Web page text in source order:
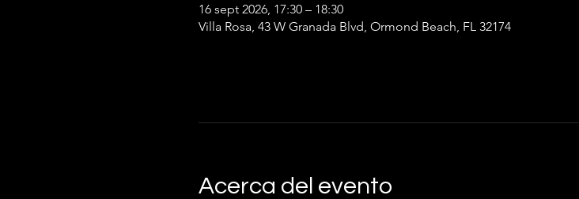
16 sept 2026, 17:30 – 18:30
Villa Rosa, 43 W Granada Blvd, Ormond Beach, FL 32174
Acerca del evento